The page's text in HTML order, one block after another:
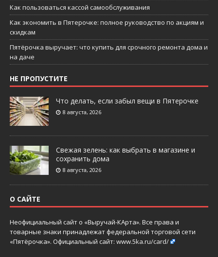
Как пользоваться кассой самообслуживания
Как экономить в Пятерочке: полное руководство по акциям и
скидкам
Пятёрочка выручает: что купить для срочного ремонта дома и
на даче
НЕ ПРОПУСТИТЕ
Что делать, если забыл вещи в Пятерочке
8 августа, 2026
Свежая зелень: как выбрать в магазине и
сохранить дома
8 августа, 2026
О САЙТЕ
Неофициальный сайт о «Выручай-КАрта». Все права и
товарные знаки принадлежат федеральной торговой сети
«Пятёрочка». Официальный сайт: www.5ka.ru/card/